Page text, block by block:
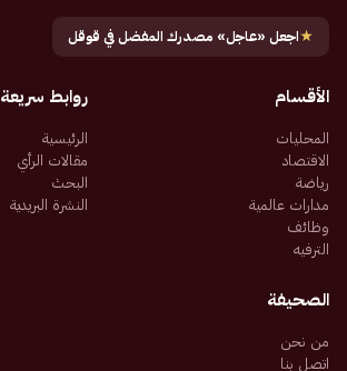
★اجعل «عاجل» مصدرك المفضل في قوقل
الأقسام
المحليات
الاقتصاد
رياضة
مدارات عالمية
وظائف
الترفيه
روابط سريعة
الرئيسية
مقالات الرأي
البحث
النشرة البريدية
الصحيفة
من نحن
اتصل بنا